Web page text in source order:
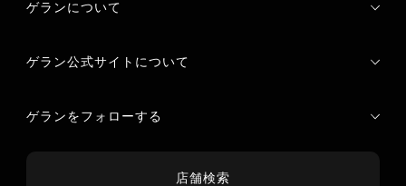
ゲランについて
ゲラン公式サイトについて
ゲランをフォローする
店舗検索